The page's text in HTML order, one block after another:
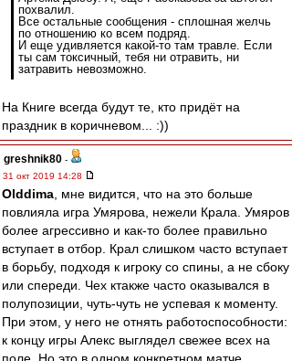
похвалил.
Все остальные сообщения - сплошная желчь
по отношению ко всем подряд.
И еще удивляется какой-то там травле. Если
ты сам токсичный, тебя ни отравить, ни
затравить невозможно.
На Книге всегда будут те, кто придёт на
праздник в коричневом... :))
greshnik80 -
31 окт 2019 14:28
Olddima , мне видится, что на это больше
повлияла игра Умярова, нежели Крала. Умяров
более агрессивно и как-то более правильно
вступает в отбор. Крал слишком часто вступает
в борьбу, подходя к игроку со спины, а не сбоку
или спереди. Чех ктакже часто оказывался в
полупозиции, чуть-чуть не успевая к моменту.
При этом, у него не отнять работоспособности:
к концу игры Алекс выглядел свежее всех на